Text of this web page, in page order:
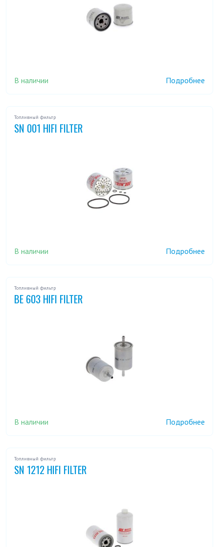
В наличии Подробнее
Топливный фильтр
SN 001 HIFI FILTER
В наличии Подробнее
Топливный фильтр
BE 603 HIFI FILTER
В наличии Подробнее
Топливный фильтр
SN 1212 HIFI FILTER